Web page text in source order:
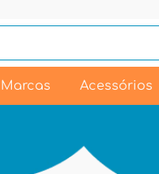
Marcas Acessórios